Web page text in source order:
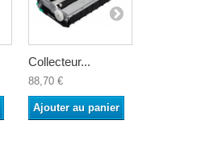
Collecteur...
88,70 €
Ajouter au panier